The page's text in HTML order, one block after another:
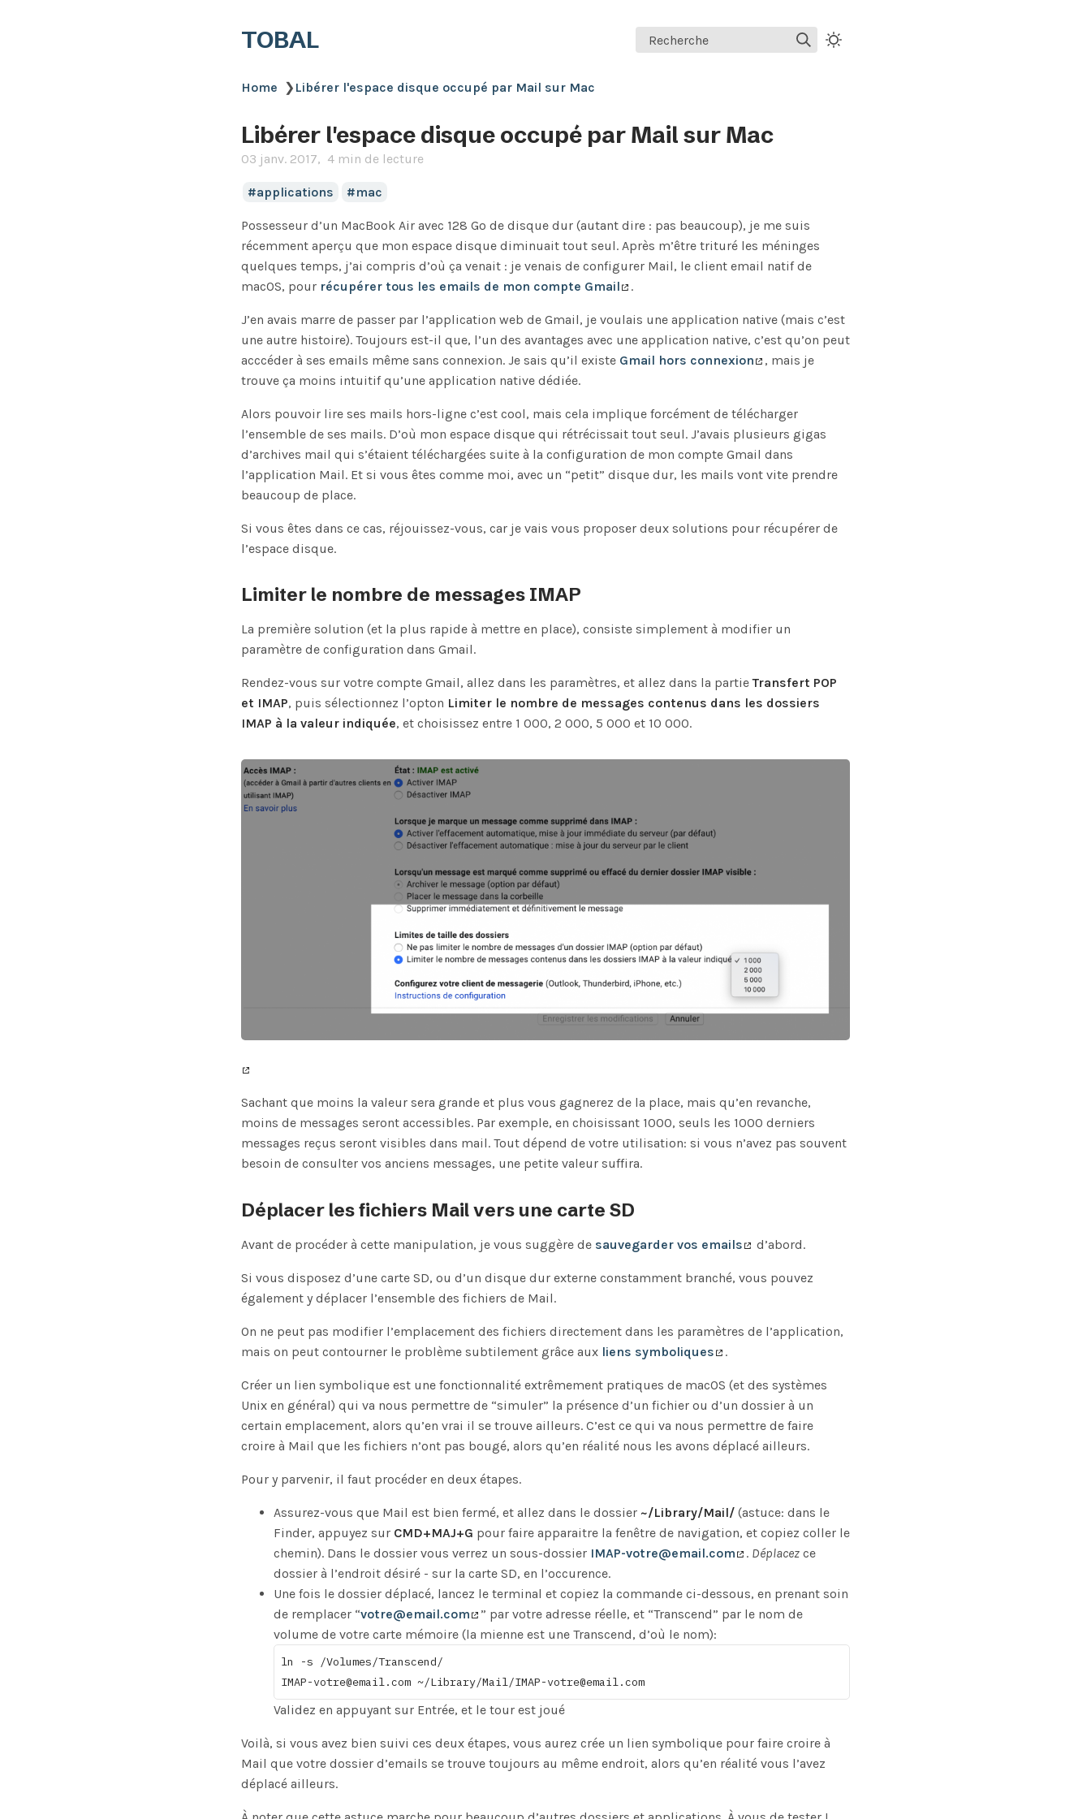
TOBAL Recherche
Home ❯ Libérer l'espace disque occupé par Mail sur Mac
Libérer l'espace disque occupé par Mail sur Mac
03 janv. 2017 4 min de lecture
applications mac
Possesseur d’un MacBook Air avec 128 Go de disque dur (autant dire : pas beaucoup), je me suis
récemment aperçu que mon espace disque diminuait tout seul. Après m’être trituré les méninges
quelques temps, j’ai compris d’où ça venait : je venais de configurer Mail, le client email natif de
macOS, pour récupérer tous les emails de mon compte Gmail .
J’en avais marre de passer par l’application web de Gmail, je voulais une application native (mais c’est
une autre histoire). Toujours est-il que, l’un des avantages avec une application native, c’est qu’on peut
acccéder à ses emails même sans connexion. Je sais qu’il existe Gmail hors connexion
, mais je
trouve ça moins intuitif qu’une application native dédiée.
Alors pouvoir lire ses mails hors-ligne c’est cool, mais cela implique forcément de télécharger
l’ensemble de ses mails. D’où mon espace disque qui rétrécissait tout seul. J’avais plusieurs gigas
d’archives mail qui s’étaient téléchargées suite à la configuration de mon compte Gmail dans
l’application Mail. Et si vous êtes comme moi, avec un “petit” disque dur, les mails vont vite prendre
beaucoup de place.
Si vous êtes dans ce cas, réjouissez-vous, car je vais vous proposer deux solutions pour récupérer de
l’espace disque.
Limiter le nombre de messages IMAP
La première solution (et la plus rapide à mettre en place), consiste simplement à modifier un
paramètre de configuration dans Gmail.
Rendez-vous sur votre compte Gmail, allez dans les paramètres, et allez dans la partieTransfert POP
et IMAP, puis sélectionnez l’opton Limiter le nombre de messages contenus dans les dossiers
IMAP à la valeur indiquée, et choisissez entre 1 000, 2 000, 5 000 et 10 000.
Sachant que moins la valeur sera grande et plus vous gagnerez de la place, mais qu’en revanche,
moins de messages seront accessibles. Par exemple, en choisissant 1000, seuls les 1000 derniers
messages reçus seront visibles dans mail. Tout dépend de votre utilisation: si vous n’avez pas souvent
besoin de consulter vos anciens messages, une petite valeur suffira.
Déplacer les fichiers Mail vers une carte SD
Avant de procéder à cette manipulation, je vous suggère de sauvegarder vos emails d’abord.
Si vous disposez d’une carte SD, ou d’un disque dur externe constamment branché, vous pouvez
également y déplacer l’ensemble des fichiers de Mail.
On ne peut pas modifier l’emplacement des fichiers directement dans les paramètres de l’application,
mais on peut contourner le problème subtilement grâce aux liens symboliques .
Créer un lien symbolique est une fonctionnalité extrêmement pratiques de macOS (et des systèmes
Unix en général) qui va nous permettre de “simuler” la présence d’un fichier ou d’un dossier à un
certain emplacement, alors qu’en vrai il se trouve ailleurs. C’est ce qui va nous permettre de faire
croire à Mail que les fichiers n’ont pas bougé, alors qu’en réalité nous les avons déplacé ailleurs.
Pour y parvenir, il faut procéder en deux étapes.
Assurez-vous que Mail est bien fermé, et allez dans le dossier ~/Library/Mail/ (astuce: dans le
Finder, appuyez sur CMD+MAJ+G pour faire apparaitre la fenêtre de navigation, et copiez coller le
chemin). Dans le dossier vous verrez un sous-dossier IMAP-votre@email.com . Déplacezce
dossier à l’endroit désiré - sur la carte SD, en l’occurence.
Une fois le dossier déplacé, lancez le terminal et copiez la commande ci-dessous, en prenant soin
de remplacer “votre@email.com
” par votre adresse réelle, et “Transcend” par le nom de
volume de votre carte mémoire (la mienne est une Transcend, d’où le nom):
ln -s /Volumes/Transcend/
IMAP-votre@email.com ~/Library/Mail/IMAP-votre@email.com
Validez en appuyant sur Entrée, et le tour est joué
Voilà, si vous avez bien suivi ces deux étapes, vous aurez crée un lien symbolique pour faire croire à
Mail que votre dossier d’emails se trouve toujours au même endroit, alors qu’en réalité vous l’avez
déplacé ailleurs.